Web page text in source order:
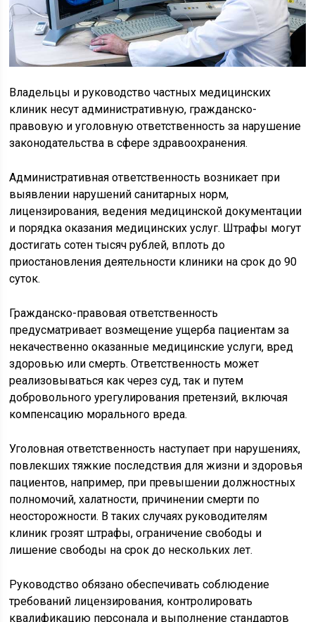
Владельцы и руководство частных медицинских
клиник несут административную, гражданско-
правовую и уголовную ответственность за нарушение
законодательства в сфере здравоохранения.
Административная ответственность возникает при
выявлении нарушений санитарных норм,
лицензирования, ведения медицинской документации
и порядка оказания медицинских услуг. Штрафы могут
достигать сотен тысяч рублей, вплоть до
приостановления деятельности клиники на срок до 90
суток.
Гражданско-правовая ответственность
предусматривает возмещение ущерба пациентам за
некачественно оказанные медицинские услуги, вред
здоровью или смерть. Ответственность может
реализовываться как через суд, так и путем
добровольного урегулирования претензий, включая
компенсацию морального вреда.
Уголовная ответственность наступает при нарушениях,
повлекших тяжкие последствия для жизни и здоровья
пациентов, например, при превышении должностных
полномочий, халатности, причинении смерти по
неосторожности. В таких случаях руководителям
клиник грозят штрафы, ограничение свободы и
лишение свободы на срок до нескольких лет.
Руководство обязано обеспечивать соблюдение
требований лицензирования, контролировать
квалификацию персонала и выполнение стандартов